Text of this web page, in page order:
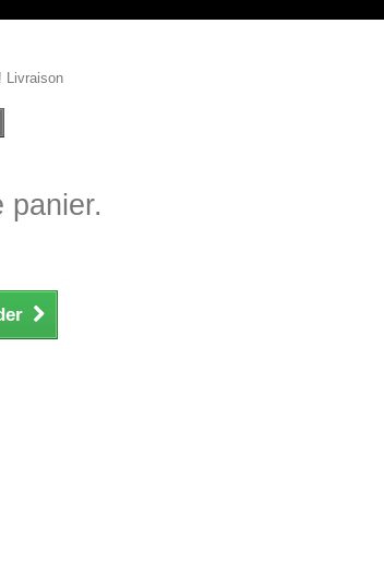
Livraison
panier.